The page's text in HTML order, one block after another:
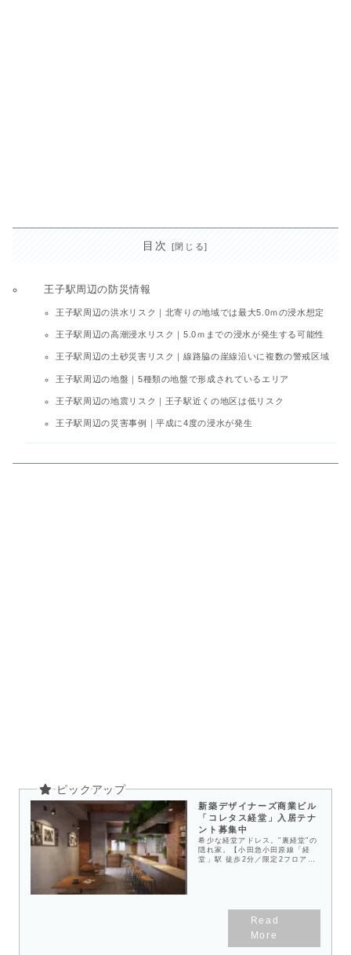
目次
王子駅周辺の防災情報
王子駅周辺の洪水リスク｜北寄りの地域では最大5.0ｍの浸水想定
王子駅周辺の高潮浸水リスク｜5.0ｍまでの浸水が発生する可能性
王子駅周辺の土砂災害リスク｜線路脇の崖線沿いに複数の警戒区域
王子駅周辺の地盤｜5種類の地盤で形成されているエリア
王子駅周辺の地震リスク｜王子駅近くの地区は低リスク
王子駅周辺の災害事例｜平成に4度の浸水が発生
新築デザイナーズ商業ビル
「コレタス経堂」入居テナ
ント募集中
希少な経堂アドレス。"裏経堂"の
隠れ家。【小田急小田原線「経
堂」駅 徒歩2分／限定2フロア